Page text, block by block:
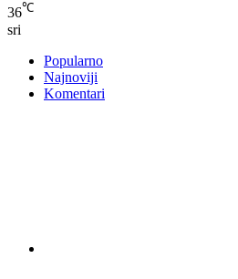
36℃
sri
Popularno
Najnoviji
Komentari